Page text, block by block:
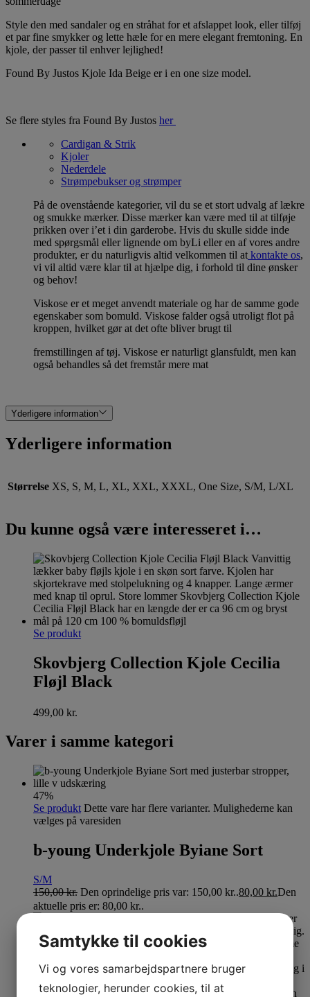
Style den med sandaler og en stråhat for et afslappet look, eller tilføj
et par fine smykker og lette hæle for en mere elegant fremtoning. En
kjole, der passer til enhver lejlighed!
Found By Justos Kjole Ida Beige er i en one size model.
Se flere styles fra Found By Justos her
Cardigan & Strik
Kjoler
Nederdele
Strømpebukser og strømper
På de ovenstående kategorier, vil du se et stort udvalg af lækre
og smukke mærker. Disse mærker kan være med til at tilføje
prikken over i’et i din garderobe. Hvis du skulle sidde inde
med spørgsmål eller lignende om byLi eller en af vores andre
produkter, er du naturligvis altid velkommen til at kontakte os,
vi vil altid være klar til at hjælpe dig, i forhold til dine ønsker
og behov!
Viskose er et meget anvendt materiale og har de samme gode
egenskaber som bomuld. Viskose falder også utroligt flot på
kroppen, hvilket gør at det ofte bliver brugt til
fremstillingen af tøj. Viskose er naturligt glansfuldt, men kan
også behandles så det fremstår mere mat
Yderligere information
Yderligere information
Størrelse XS, S, M, L, XL, XXL, XXXL, One Size, S/M, L/XL
Du kunne også være interesseret i…
Se produkt
Skovbjerg Collection Kjole Cecilia
Fløjl Black
499,00 kr.
Varer i samme kategori
47%
Se produkt Dette vare har flere varianter. Mulighederne kan
vælges på varesiden
b-young Underkjole Byiane Sort
S/M
150,00kr. Den oprindelige pris var: 150,00 kr..80,00 kr.Den
aktuelle pris er: 80,00 kr..
Samtykke til cookies
Vi og vores samarbejdspartnere bruger
teknologier, herunder cookies, til at